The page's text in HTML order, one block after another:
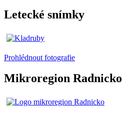
Letecké snímky
Prohlédnout fotografie
Mikroregion Radnicko